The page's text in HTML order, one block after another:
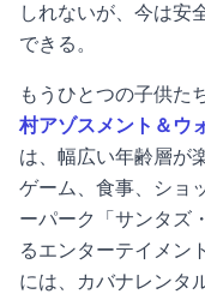
しれないが、今は安
できる。
もうひとつの子供た
村アゾスメント＆ウ
は、幅広い年齢層が
ゲーム、食事、ショ
ーパーク「サンタズ
るエンターテイメン
には、カバナレンタ